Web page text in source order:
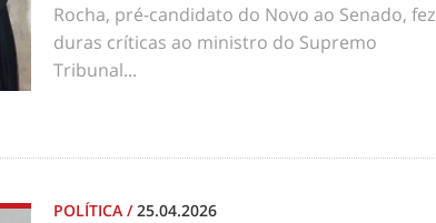
Rocha, pré-candidato do Novo ao Senado, fez
duras críticas ao ministro do Supremo
Tribunal...
POLÍTICA /25.04.2026